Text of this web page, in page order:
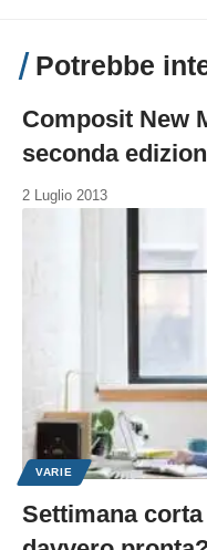
Potrebbe
Composit New
seconda
2 Luglio 2013
VARIE
Settimana